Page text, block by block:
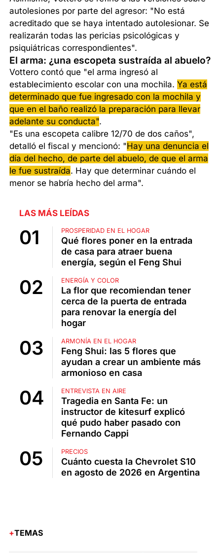
autolesiones por parte del agresor: "No está
acreditado que se haya intentado autolesionar. Se
realizarán todas las pericias psicológicas y
psiquiátricas correspondientes".
El arma: ¿una escopeta sustraída al abuelo?
Vottero contó que "el arma ingresó al
establecimiento escolar con una mochila.Ya está
determinado que fue ingresado con la mochila y
que en el baño realizó la preparación para llevar
adelante su conducta".
"Es una escopeta calibre 12/70 de dos caños",
detalló el fiscal y mencionó: "Hay una denuncia el
día del hecho, de parte del abuelo, de que el arma
le fue sustraída. Hay que determinar cuándo el
menor se habría hecho del arma".
LAS MÁS LEÍDAS
PROSPERIDAD EN EL HOGAR
Qué flores poner en la entrada
de casa para atraer buena
energía, según el Feng Shui
ENERGÍA Y COLOR
La flor que recomiendan tener
cerca de la puerta de entrada
para renovar la energía del
hogar
ARMONÍA EN EL HOGAR
Feng Shui: las 5 flores que
ayudan a crear un ambiente más
armonioso en casa
ENTREVISTA EN AIRE
Tragedia en Santa Fe: un
instructor de kitesurf explicó
qué pudo haber pasado con
Fernando Cappi
PRECIOS
Cuánto cuesta la Chevrolet S10
en agosto de 2026 en Argentina
TEMAS